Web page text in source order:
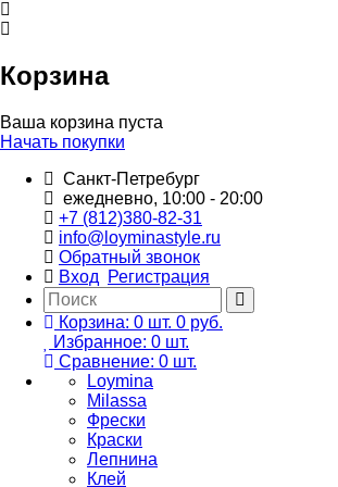
Корзина
Ваша корзина пуста
Начать покупки
Санкт-Петребург
ежедневно, 10:00 - 20:00
+7 (812)380-82-31
info@loyminastyle.ru
Обратный звонок
Вход
Регистрация
Корзина: 0 шт. 0 руб.
Избранное: 0 шт.
Сравнение: 0 шт.
Loymina
Milassa
Фрески
Краски
Лепнина
Клей